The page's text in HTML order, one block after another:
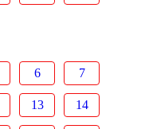
6 7
13 14